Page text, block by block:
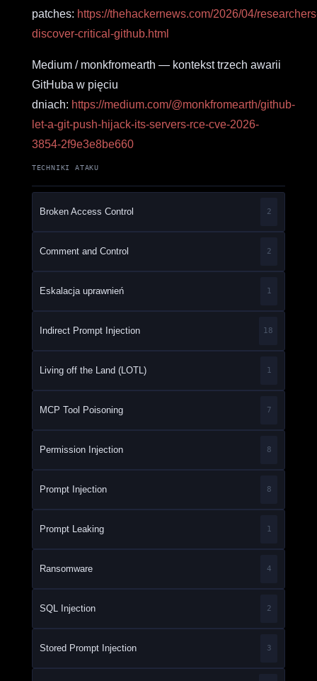
patches: https://thehackernews.com/2026/04/
discover-critical-github.html
Medium / monkfromearth — kontekst trzech awarii
GitHuba w pięciu
dniach: https://medium.com/@monkfromearth/github-
let-a-git-push-hijack-its-servers-rce-cve-2026-
3854-2f9e3e8be660
TECHNIKI ATAKU
Broken Access Control 2
Comment and Control 2
Eskalacja uprawnień 1
Indirect Prompt Injection 18
Living off the Land (LOTL) 1
MCP Tool Poisoning 7
Permission Injection 8
Prompt Injection 8
Prompt Leaking 1
Ransomware 4
SQL Injection 2
Stored Prompt Injection 3